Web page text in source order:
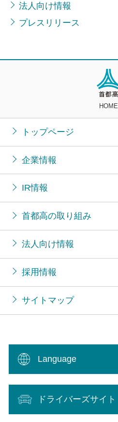
法人向け情報
プレスリリース
HOME
トップページ
企業情報
IR情報
首都高の取り組み
法人向け情報
採用情報
サイトマップ
Language
ドライバーズサイト